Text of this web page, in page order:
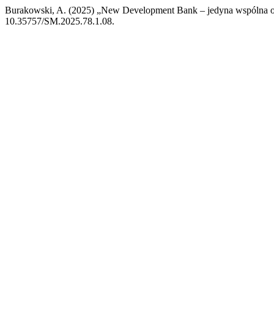
Burakowski, A. (2025) „New Development Bank – jedyna wspólna
10.35757/SM.2025.78.1.08.